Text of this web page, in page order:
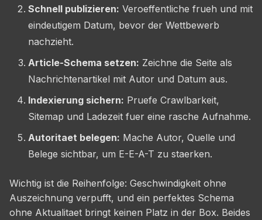
Schnell publizieren: Veroeffentliche frueh und mit
eindeutigem Datum, bevor der Wettbewerb
nachzieht.
Article-Schema setzen: Zeichne die Seite als
Nachrichtenartikel mit Autor und Datum aus.
Indexierung sichern: Pruefe Crawlbarkeit,
Sitemap und Ladezeit fuer eine rasche Aufnahme.
Autoritaet belegen: Mache Autor, Quelle und
Belege sichtbar, um E-E-A-T zu staerken.
Wichtig ist die Reihenfolge: Geschwindigkeit ohne
Auszeichnung verpufft, und ein perfektes Schema
ohne Aktualitaet bringt keinen Platz in der Box. Beides